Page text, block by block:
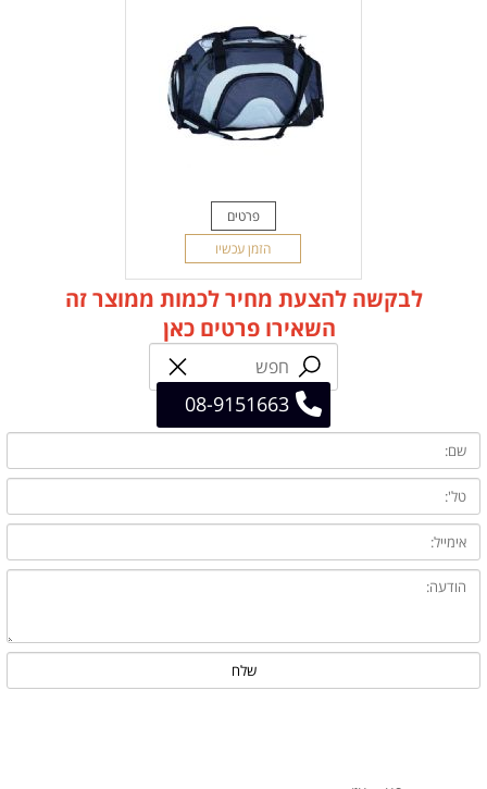
פרטים
הזמן עכשיו
לבקשה להצעת מחיר לכמות ממוצר זה
השאירו פרטים כאן
08-9151663